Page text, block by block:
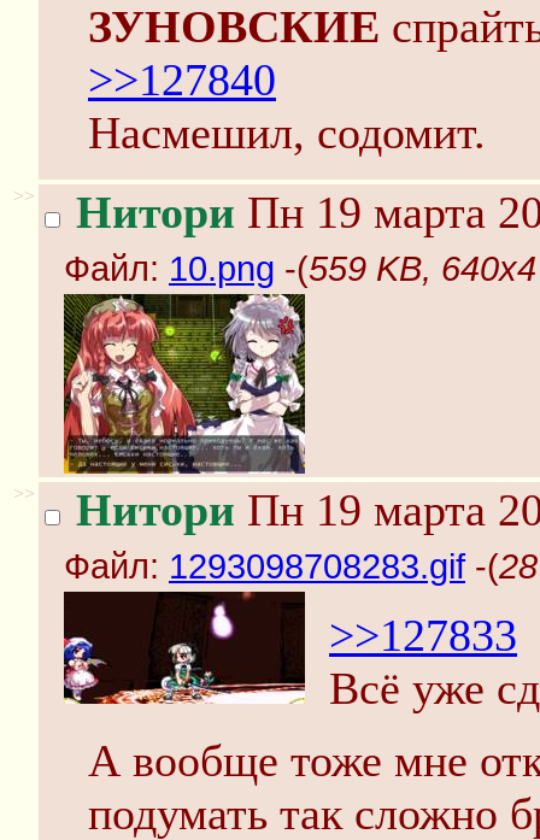
ЗУНОВСКИЕ
>>127840
Насмешил, содомит.
>> Нитори Пн 19 марта
Файл: 10.png -(559 KB,
>> Нитори Пн 19 марта
Файл: 1293098708283.gif -(
>>127833
Всё уже
А вообще тоже мне
подумать так сложно